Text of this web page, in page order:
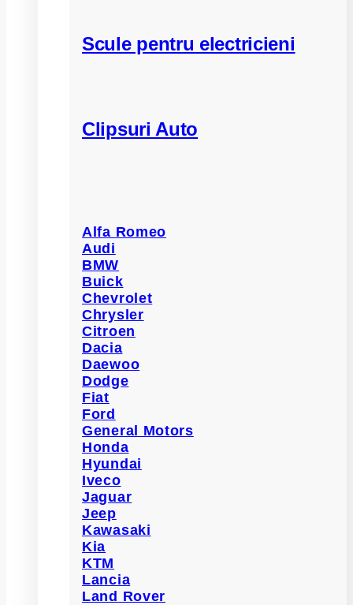
Scule pentru electricieni
Clipsuri Auto
Alfa Romeo
Audi
BMW
Buick
Chevrolet
Chrysler
Citroen
Dacia
Daewoo
Dodge
Fiat
Ford
General Motors
Honda
Hyundai
Iveco
Jaguar
Jeep
Kawasaki
Kia
KTM
Lancia
Land Rover